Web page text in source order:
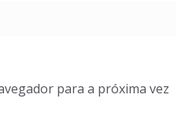
para a próxima vez